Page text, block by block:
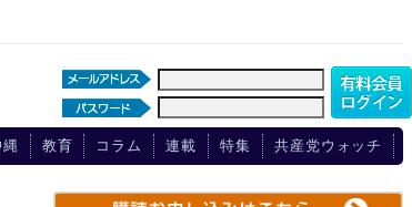
縄 教育 コラム 連載 特集 共産党ウォッチ